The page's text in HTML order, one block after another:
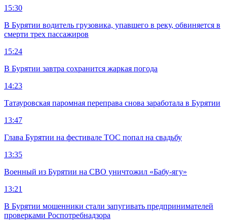
15:30
В Бурятии водитель грузовика, упавшего в реку, обвиняется в
смерти трех пассажиров
15:24
В Бурятии завтра сохранится жаркая погода
14:23
Татауровская паромная переправа снова заработала в Бурятии
13:47
Глава Бурятии на фестивале ТОС попал на свадьбу
13:35
Военный из Бурятии на СВО уничтожил «Бабу-ягу»
13:21
В Бурятии мошенники стали запугивать предпринимателей
проверками Роспотребнадзора